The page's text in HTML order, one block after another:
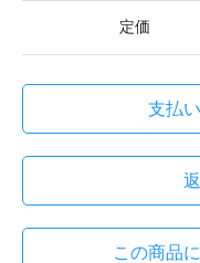
定価
支払
この商品